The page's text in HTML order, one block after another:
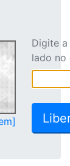
Digite
lado no